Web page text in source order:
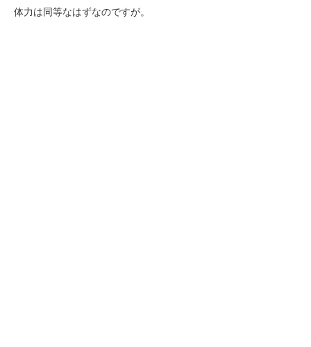
体力は同等なはずなのですが。